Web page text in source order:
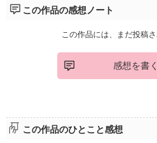
この作品の感想ノート
この作品には、まだ投稿さ
感想を書く
この作品のひとこと感想